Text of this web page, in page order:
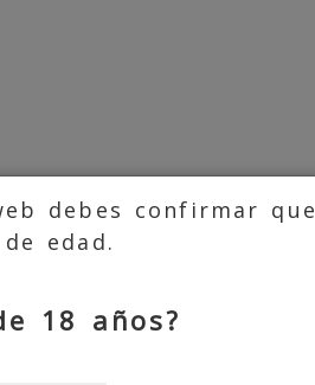
debes confirmar que
edad.
18 años?